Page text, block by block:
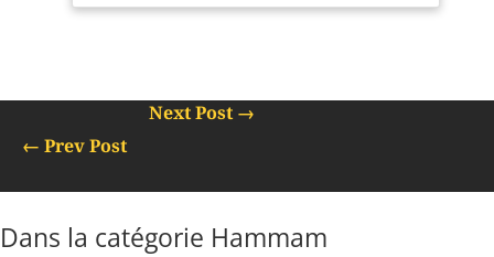
← Prev Post
Next Post→
Dans la catégorie Hammam